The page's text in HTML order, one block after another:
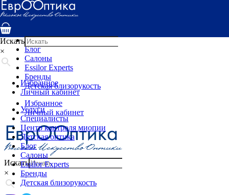
Услуги
Специалисты
Детская оптика
Блог
Салоны
Essilor Experts
Бренды
Детская близорукость
Избранное
Личный кабинет
Искать
×
Искать
×
Избранное
Личный кабинет
Услуги
Специалисты
Центр контроля миопии
Детская оптика
Блог
Салоны
Essilor Experts
Бренды
Детская близорукость